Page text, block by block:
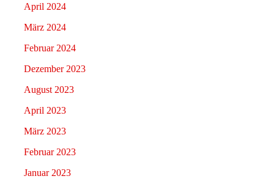
April 2024
März 2024
Februar 2024
Dezember 2023
August 2023
April 2023
März 2023
Februar 2023
Januar 2023